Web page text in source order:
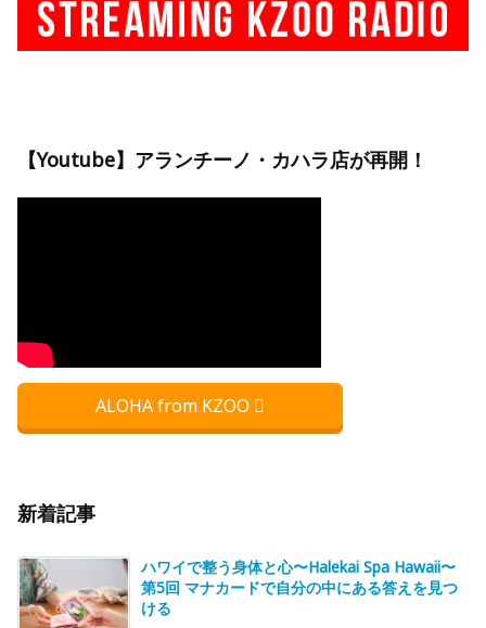
【Youtube】アランチーノ・カハラ店が再開！
ALOHA from KZOO
新着記事
ハワイで整う身体と心〜Halekai Spa Hawaii〜
第5回 マナカードで自分の中にある答えを見つ
ける